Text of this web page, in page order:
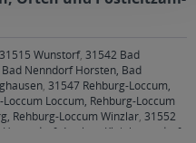
31515 Wunstorf, 31542 Bad
Nenndorf Horsten, Bad
, 31547 Rehburg-Loccum,
Loccum, Rehburg-Loccum
Rehburg-Loccum Winzlar, 31552
Apelern Kleinhegesdorf,